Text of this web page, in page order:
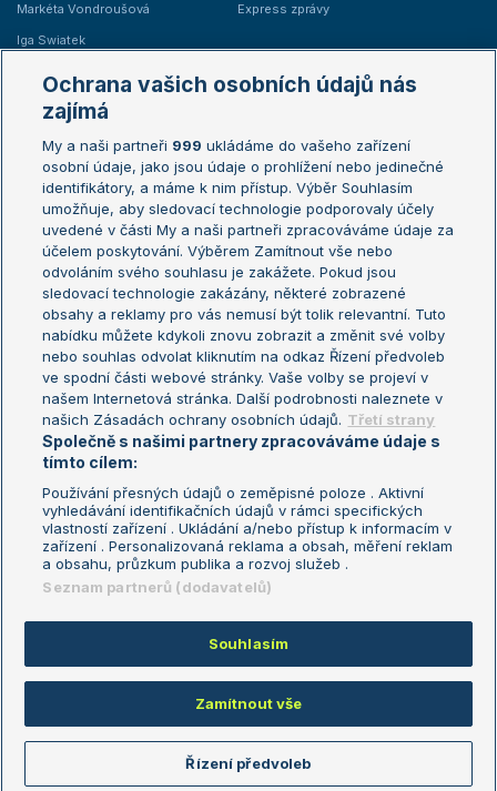
Markéta Vondroušová
Iga Swiatek
Express zprávy
Žebříčky
Žebříček ATP (muži)
Žebříček WTA (ženy)
Sázkařský žebříček
Australian Open
French Open
Wimbledon
US Open
Turnaj mistrů
Turnaj mistryň
Aktualní trendy
Fotbalové přestupy
Livesport Daily
LS Prague Open
Podmínky užití
Nastavení soukromí
GDPR a žurnalistika
Reklama
Kontakt
Informace o zpracování osobních
údajů
Copyright © 2008-2026 TenisPortal.cz. Využíváme zpravodajství ČTK.
Ochrana vašich osobních údajů nás
zajímá
My a naši partneři 999 ukládáme do vašeho zařízení
osobní údaje, jako jsou údaje o prohlížení nebo jedinečné
identifikátory, a máme k nim přístup. Výběr Souhlasím
umožňuje, aby sledovací technologie podporovaly účely
uvedené v části My a naši partneři zpracováváme údaje za
účelem poskytování. Výběrem Zamítnout vše nebo
odvoláním svého souhlasu je zakážete. Pokud jsou
sledovací technologie zakázány, některé zobrazené
obsahy a reklamy pro vás nemusí být tolik relevantní. Tuto
nabídku můžete kdykoli znovu zobrazit a změnit své volby
nebo souhlas odvolat kliknutím na odkaz Řízení předvoleb
ve spodní části webové stránky. Vaše volby se projeví v
našem Internetová stránka. Další podrobnosti naleznete v
našich Zásadách ochrany osobních údajů. Třetí strany
Společně s našimi partnery zpracováváme údaje s
tímto cílem:
Používání přesných údajů o zeměpisné poloze . Aktivní
vyhledávání identifikačních údajů v rámci specifických
vlastností zařízení . Ukládání a/nebo přístup k informacím v
zařízení . Personalizovaná reklama a obsah, měření reklam
a obsahu, průzkum publika a rozvoj služeb .
Seznam partnerů (dodavatelů)
Souhlasím
Zamítnout vše
Řízení předvoleb